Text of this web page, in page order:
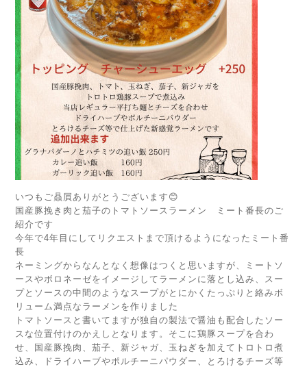
いつもご贔屓ありがとうございます😊
国産豚挽き肉と茄子のトマトソースラーメン ミート番長のご
紹介です
今年で4年目にしてリクエストまで頂けるようになったミート番
長
ネーミングからなんとなく想像はつくと思いますが、ミートソ
ースやボロネーゼをイメージしてラーメンに落とし込み、スー
プとソースの中間のようなスープがとにかくたっぷりと絡みボ
リューム満点なラーメンを作りました
トマトソースと書いてますが独自の製法で醤油も配合したソー
スな位置付けのかえしとなります。そこに鶏豚スープを合わ
せ、国産豚挽肉、茄子、新ジャガ、玉ねぎを加えてトロトロ煮
込み、ドライハーブやポルチーニパウダー、とろけるチーズ等